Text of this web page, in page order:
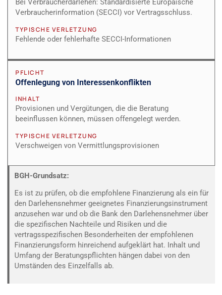
Bei Verbraucherdarlehen: Standardisierte Europäische
Verbraucherinformation (SECCI) vor Vertragsschluss.
TYPISCHE VERLETZUNG
Fehlende oder fehlerhafte SECCI-Informationen
PFLICHT
Offenlegung von Interessenkonflikten
INHALT
Provisionen und Vergütungen, die die Beratung
beeinflussen können, müssen offengelegt werden.
TYPISCHE VERLETZUNG
Verschweigen von Vermittlungsprovisionen
BGH-Grundsatz:
Es ist zu prüfen, ob die empfohlene Finanzierung als ein für
den Darlehensnehmer geeignetes Finanzierungsinstrument
anzusehen war und ob die Bank den Darlehensnehmer über
die spezifischen Nachteile und Risiken und die
vertragsspezifischen Besonderheiten der empfohlenen
Finanzierungsform hinreichend aufgeklärt hat. Inhalt und
Umfang der Beratungspflichten hängen dabei von den
Umständen des Einzelfalls ab.